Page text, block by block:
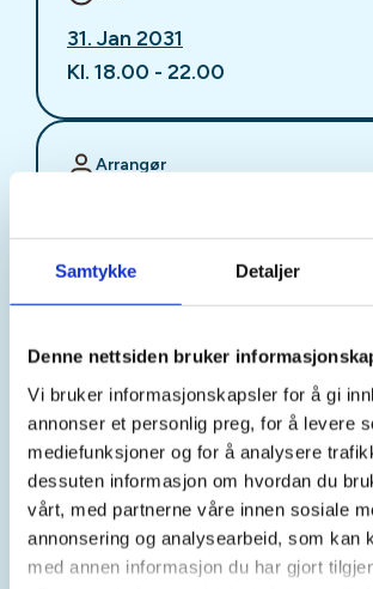
Samtykke Detaljer
Denne nettsiden bruker
Vi bruker informasjonskapsler for å gi
annonser et personlig preg, for å levere
mediefunksjoner og for å analysere
dessuten informasjon om hvordan du
vårt, med partnerne våre innen sosiale
annonsering og analysearbeid, som kan
med annen informasjon du har gjort
31. Jan 2031
Kl. 18.00 - 22.00
Arrangør
Kontaktperson
sjffung@outlook.com
Fast fredagsmøte i
Ungdomsutvalget
(SJFFU)